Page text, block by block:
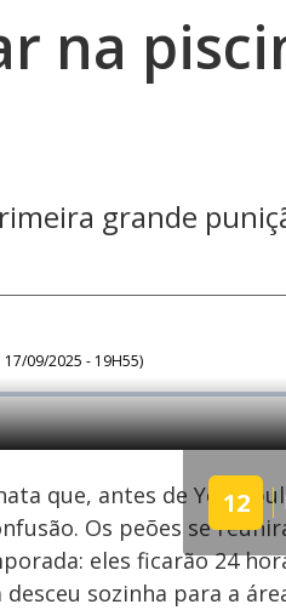
na
grande
17/09/2025 - 19H55)
12
que, antes de Yoná
Os peões se
eles ficarão 24
desceu sozinha para a